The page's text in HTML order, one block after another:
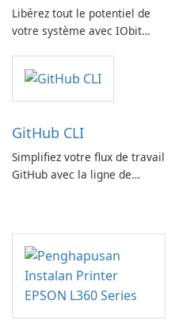
Libérez tout le potentiel de
votre système avec IObit
GitHub CLI
Simplifiez votre flux de travail
GitHub avec la ligne de